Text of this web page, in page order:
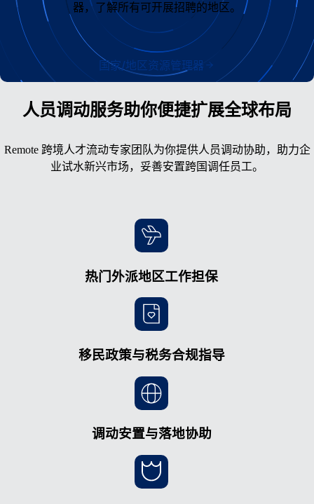
器，了解所有可开展招聘的地区。
国家/地区资源管理器
人员调动服务助你便捷扩展全球布局
Remote 跨境人才流动专家团队为你提供人员调动协助，助力企
业试水新兴市场，妥善安置跨国调任员工。
热门外派地区工作担保
移民政策与税务合规指导
调动安置与落地协助